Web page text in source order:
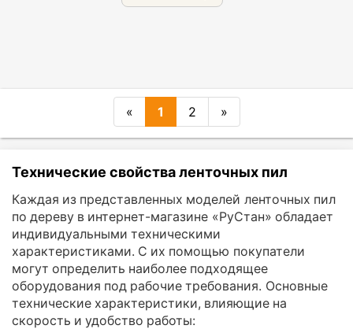
« 1 2 »
Технические свойства ленточных пил
Каждая из представленных моделей ленточных пил
по дереву в интернет-магазине «РуСтан» обладает
индивидуальными техническими
характеристиками. С их помощью покупатели
могут определить наиболее подходящее
оборудования под рабочие требования. Основные
технические характеристики, влияющие на
скорость и удобство работы: